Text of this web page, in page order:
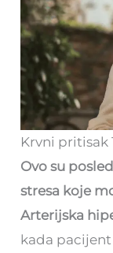
Krvni pritisak
Ovo su
stresa koje
Arterijska
kada